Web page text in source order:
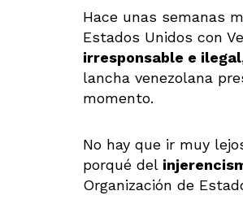
Hace unas semanas
Estados Unidos con
irresponsable e
lancha venezolana
momento.
No hay que ir muy
porqué del
Organización de